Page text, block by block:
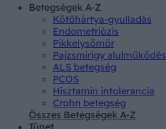
Betegségek A-Z
Kötőhártya-gyulladás
Endometriózis
Pikkelysömör
Pajzsmirigy alulműködés
ALS betegség
PCOS
Hisztamin intolerancia
Crohn betegség
Összes Betegségek A-Z
Tünet